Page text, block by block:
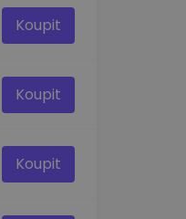
Koupit
Koupit
Koupit